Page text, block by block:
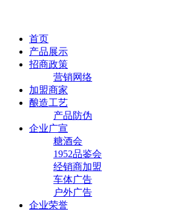
首页
产品展示
招商政策
营销网络
加盟商家
酿造工艺
产品防伪
企业广宣
糖酒会
1952品鉴会
经销商加盟
车体广告
户外广告
企业荣誉